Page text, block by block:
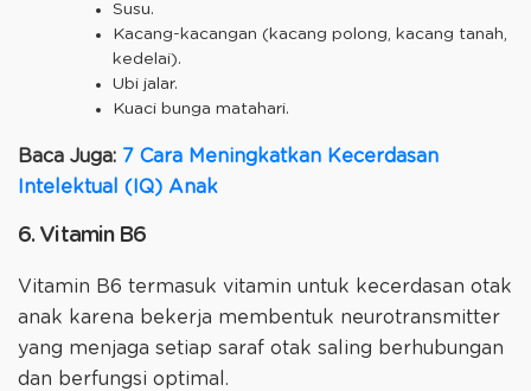
Susu.
Kacang-kacangan (kacang polong, kacang tanah,
kedelai).
Ubi jalar.
Kuaci bunga matahari.
Baca Juga: 7 Cara Meningkatkan Kecerdasan
Intelektual (IQ) Anak
6. Vitamin B6
Vitamin B6 termasuk vitamin untuk kecerdasan otak
anak karena bekerja membentuk neurotransmitter
yang menjaga setiap saraf otak saling berhubungan
dan berfungsi optimal.